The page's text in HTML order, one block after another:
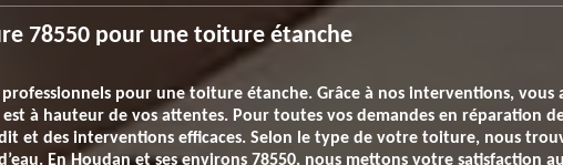
78550 pour une toiture étanche
professionnels pour une toiture étanche. Grâce à nos interventions,
à hauteur de vos attentes. Pour toutes vos demandes en réparation
et des interventions efficaces. Selon le type de votre toiture, nous
En Houdan et ses environs 78550, nous mettons votre satisfaction